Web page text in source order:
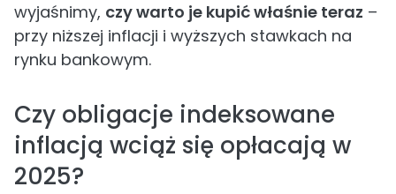
wyjaśnimy, czy warto je kupić właśnie teraz –
przy niższej inflacji i wyższych stawkach na
rynku bankowym.
Czy obligacje indeksowane
inflacją wciąż się opłacają w
2025?